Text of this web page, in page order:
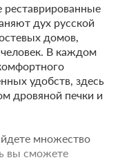
дух русской
домов,
В каждом
удобств, здесь
дровяной печки и
множество
вы сможете